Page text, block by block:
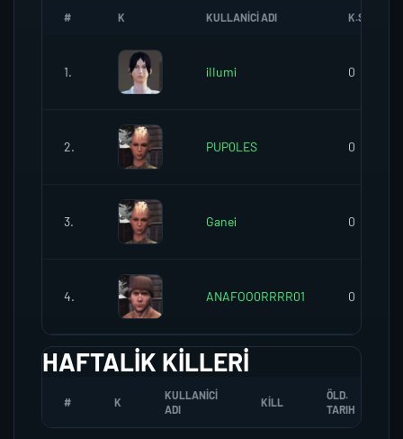
# K KULLANICI ADI K.SEREFI
1. iIIumi 0
2. PUP0LES 0
3. Ganei 0
4. ANAFOO0RRRR01 0
HAFTALIK KILLERI
# K
KULLANICI
ADI
KILL
ÖLD.
TARIH